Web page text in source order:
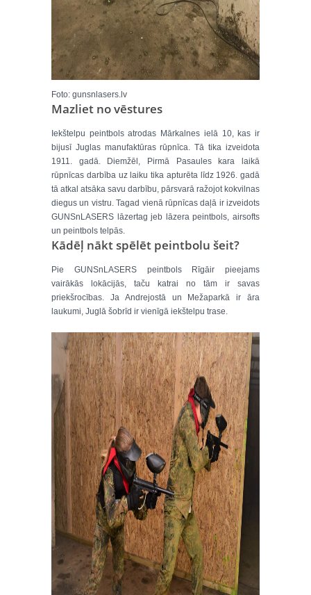
Foto: gunsnlasers.lv
Mazliet no vēstures
Iekštelpu peintbols atrodas Mārkalnes ielā 10, kas ir
bijusī Juglas manufaktūras rūpnīca. Tā tika izveidota
1911. gadā. Diemžēl, Pirmā Pasaules kara laikā
rūpnīcas darbība uz laiku tika apturēta līdz 1926. gadā
tā atkal atsāka savu darbību, pārsvarā ražojot kokvilnas
diegus un vistru. Tagad vienā rūpnīcas daļā ir izveidots
GUNSnLASERS lāzertag jeb lāzera peintbols, airsofts
un peintbols telpās.
Kādēļ nākt spēlēt peintbolu šeit?
Pie GUNSnLASERS peintbols Rīgāir pieejams
vairākās lokācijās, taču katrai no tām ir savas
priekšrocības. Ja Andrejostā un Mežaparkā ir āra
laukumi, Juglā šobrīd ir vienīgā iekštelpu trase.